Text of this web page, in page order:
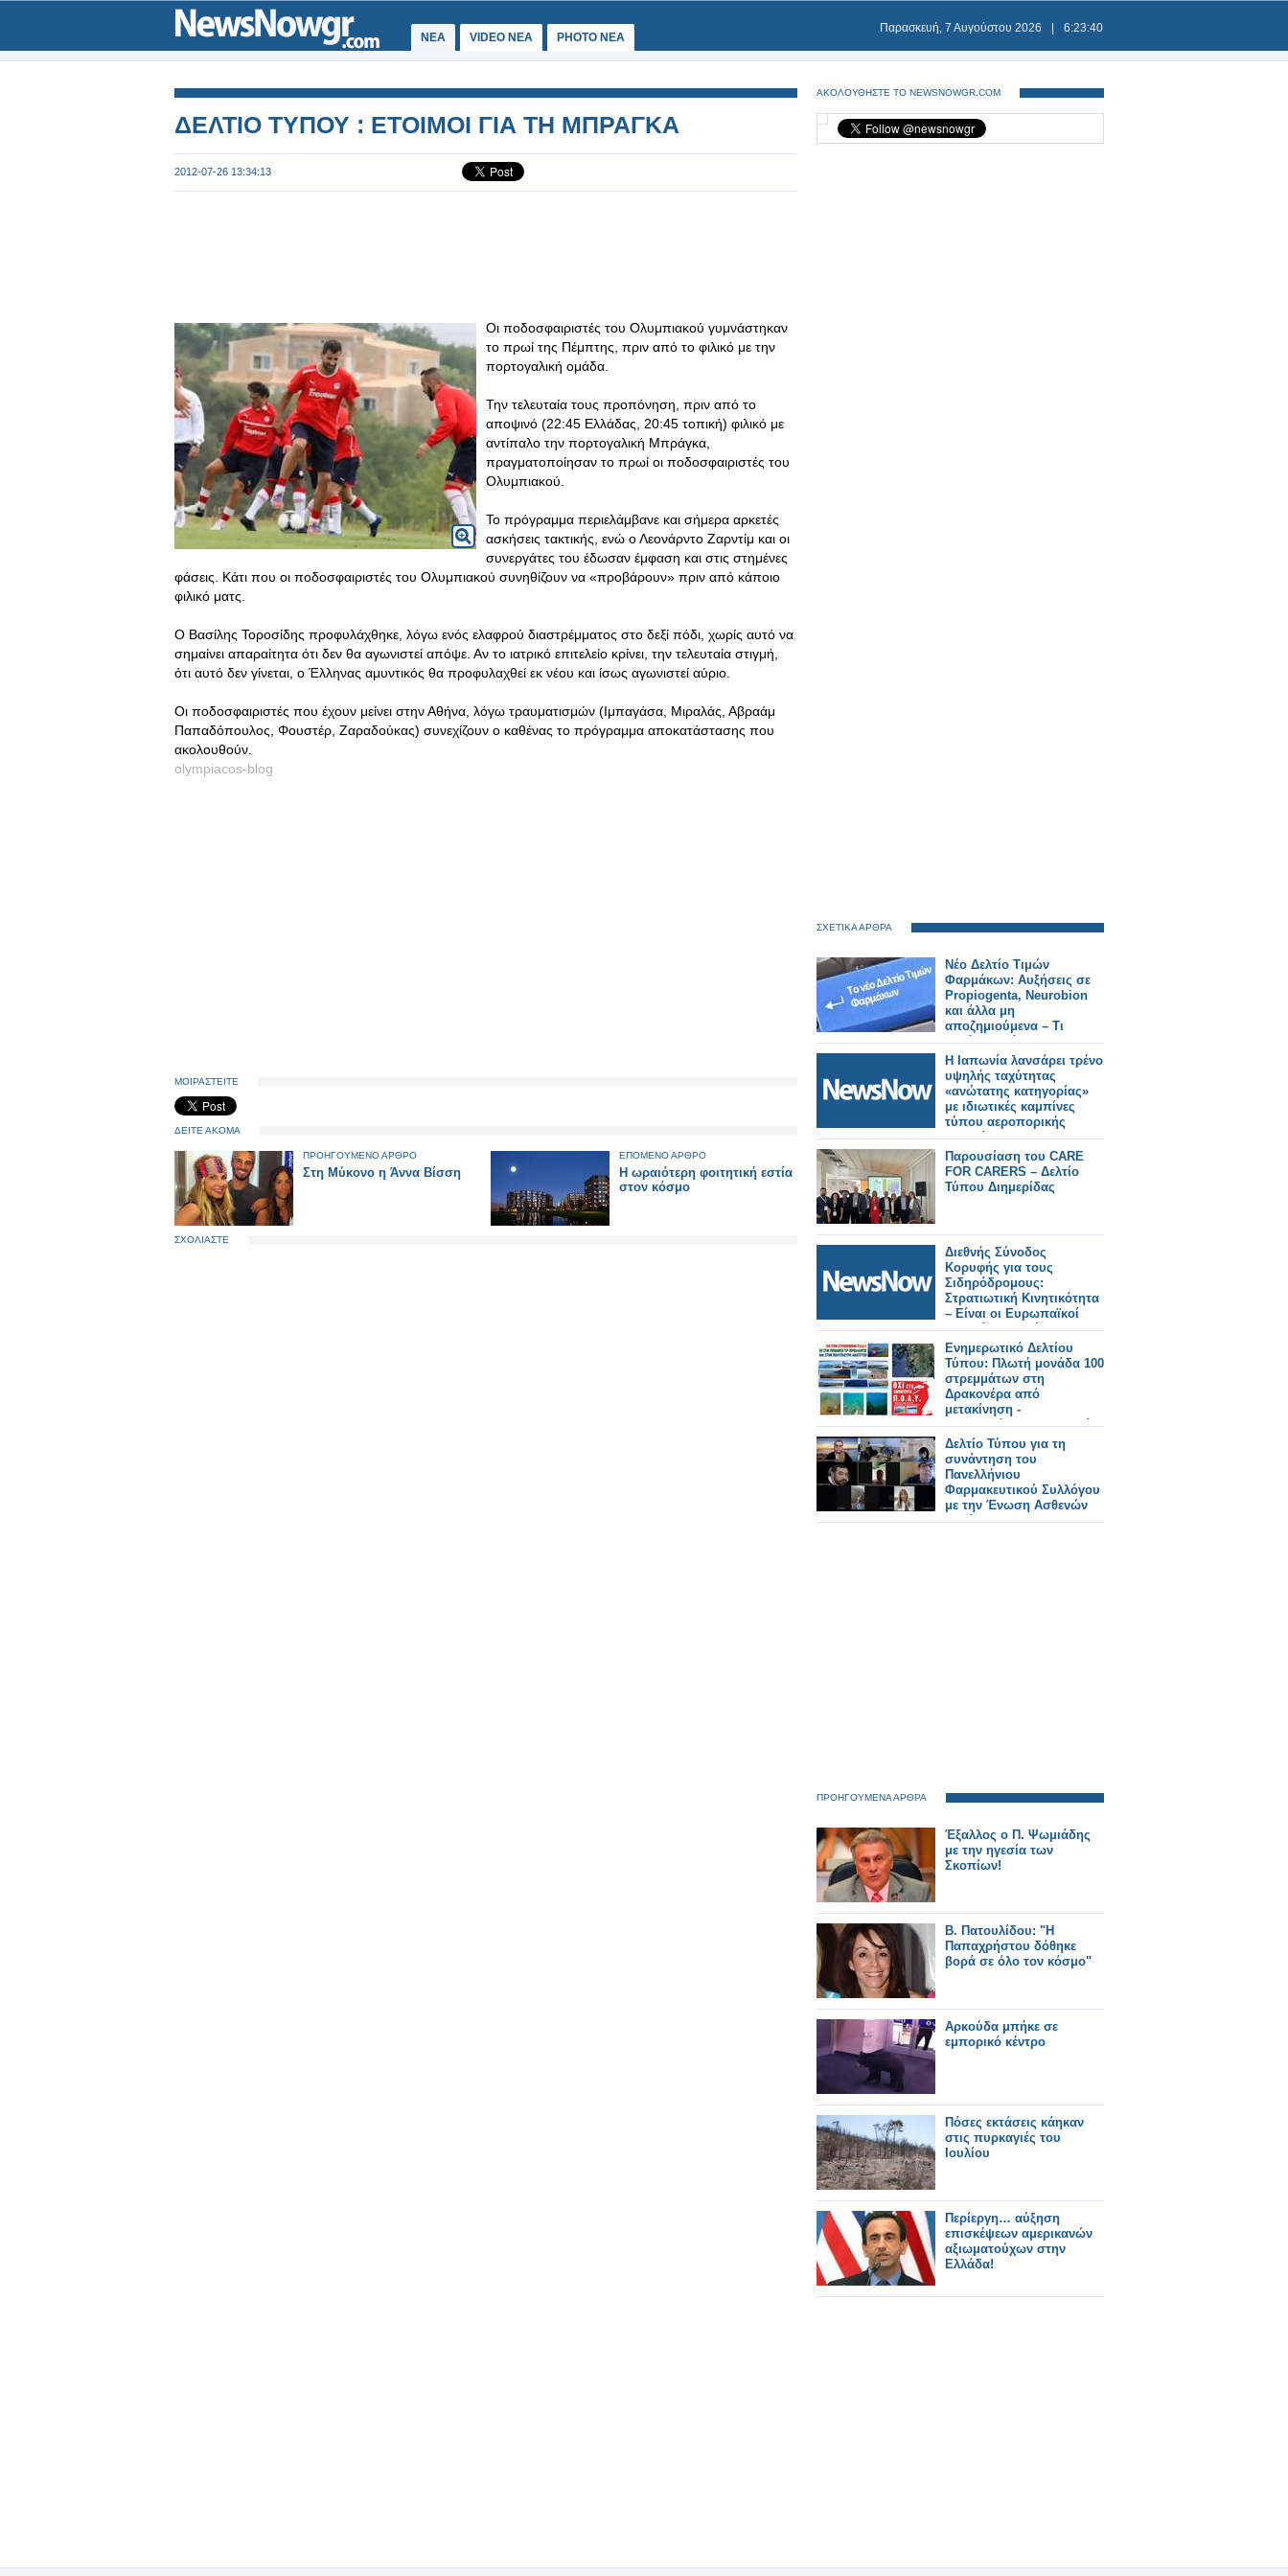
ΝΕΑ VIDEO NEA PHOTO NEA
Παρασκευή, 7 Αυγούστου 2026 6:23:40
ΔΕΛΤΙΟ ΤΥΠΟΥ : ΕΤΟΙΜΟΙ ΓΙΑ ΤΗ ΜΠΡΑΓΚΑ
2012-07-26 13:34:13
Οι ποδοσφαιριστές του Ολυμπιακού γυμνάστηκαν
το πρωί της Πέμπτης, πριν από το φιλικό με την
πορτογαλική ομάδα.
Την τελευταία τους προπόνηση, πριν από το
αποψινό (22:45 Ελλάδας, 20:45 τοπική) φιλικό με
αντίπαλο την πορτογαλική Μπράγκα,
πραγματοποίησαν το πρωί οι ποδοσφαιριστές του
Ολυμπιακού.
Το πρόγραμμα περιελάμβανε και σήμερα αρκετές
ασκήσεις τακτικής, ενώ ο Λεονάρντο Ζαρντίμ και οι
συνεργάτες του έδωσαν έμφαση και στις στημένες
φάσεις. Κάτι που οι ποδοσφαιριστές του Ολυμπιακού συνηθίζουν να «προβάρουν» πριν από κάποιο
φιλικό ματς.
Ο Βασίλης Τοροσίδης προφυλάχθηκε, λόγω ενός ελαφρού διαστρέμματος στο δεξί πόδι, χωρίς αυτό να
σημαίνει απαραίτητα ότι δεν θα αγωνιστεί απόψε. Αν το ιατρικό επιτελείο κρίνει, την τελευταία στιγμή,
ότι αυτό δεν γίνεται, ο Έλληνας αμυντικός θα προφυλαχθεί εκ νέου και ίσως αγωνιστεί αύριο.
Οι ποδοσφαιριστές που έχουν μείνει στην Αθήνα, λόγω τραυματισμών (Ιμπαγάσα, Μιραλάς, Αβραάμ
Παπαδόπουλος, Φουστέρ, Ζαραδούκας) συνεχίζουν ο καθένας το πρόγραμμα αποκατάστασης που
ακολουθούν.
olympiacos-blog
ΜΟΙΡΑΣΤΕΙΤΕ
ΔΕΙΤΕ ΑΚΟΜΑ
ΠΡΟΗΓΟΥΜΕΝΟ ΑΡΘΡΟ
Στη Μύκονο η Άννα Βίσση
ΕΠΟΜΕΝΟ ΑΡΘΡΟ
Η ωραιότερη φοιτητική εστία
στον κόσμο
ΣΧΟΛΙΑΣΤΕ
ΑΚΟΛΟΥΘΗΣΤΕ ΤΟ NEWSNOWGR.COM
ΣΧΕΤΙΚΑ ΑΡΘΡΑ
Νέο Δελτίο Τιμών
Φαρμάκων: Αυξήσεις σε
Propiogenta, Neurobion
και άλλα μη
αποζημιούμενα – Τι
αλλάζει από 31/7/2026
Η Ιαπωνία λανσάρει τρένο
υψηλής ταχύτητας
«ανώτατης κατηγορίας»
με ιδιωτικές καμπίνες
τύπου αεροπορικής
εταιρείας.
Παρουσίαση του CARE
FOR CARERS – Δελτίο
Τύπου Διημερίδας
Διεθνής Σύνοδος
Κορυφής για τους
Σιδηρόδρομους:
Στρατιωτική Κινητικότητα
– Είναι οι Ευρωπαϊκοί
Σιδηρόδρομοι έτοιμοι;
Ενημερωτικό Δελτίου
Τύπου: Πλωτή μονάδα 100
στρεμμάτων στη
Δρακονέρα από
μετακίνηση -
μετεγκατάσταση παλαιών.
Δελτίο Τύπου για τη
συνάντηση του
Πανελλήνιου
Φαρμακευτικού Συλλόγου
με την Ένωση Ασθενών
Ελλάδας
ΠΡΟΗΓΟΥΜΕΝΑ ΑΡΘΡΑ
Έξαλλος ο Π. Ψωμιάδης
με την ηγεσία των
Σκοπίων!
Β. Πατουλίδου: "Η
Παπαχρήστου δόθηκε
βορά σε όλο τον κόσμο"
Αρκούδα μπήκε σε
εμπορικό κέντρο
Πόσες εκτάσεις κάηκαν
στις πυρκαγιές του
Ιουλίου
Περίεργη… αύξηση
επισκέψεων αμερικανών
αξιωματούχων στην
Ελλάδα!